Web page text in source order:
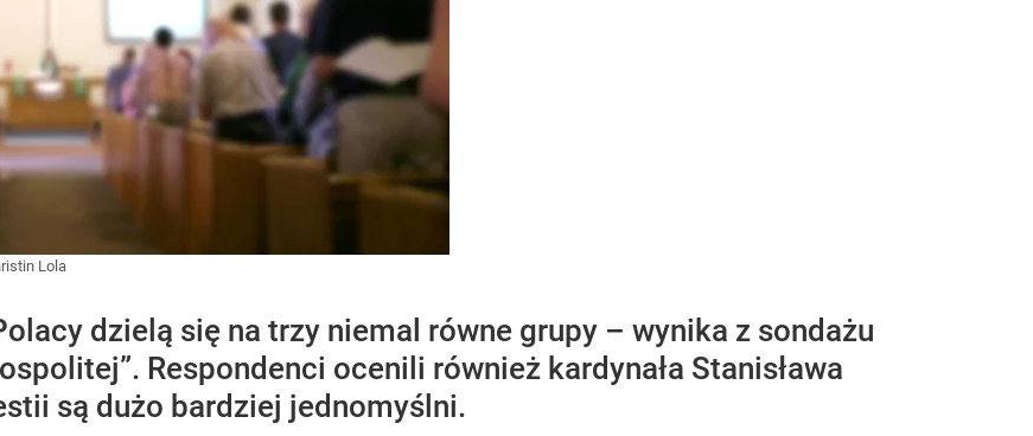
Lola
dzielą się na trzy niemal równe grupy – wynika z sondażu
Respondenci ocenili również kardynała Stanisława
są dużo bardziej jednomyślni.